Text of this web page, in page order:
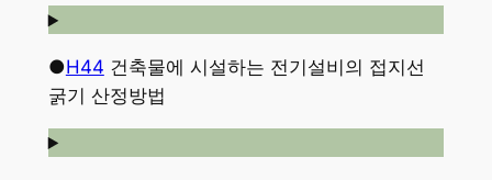
●H44 건축물에 시설하는 전기설비의 접지선
굵기 산정방법